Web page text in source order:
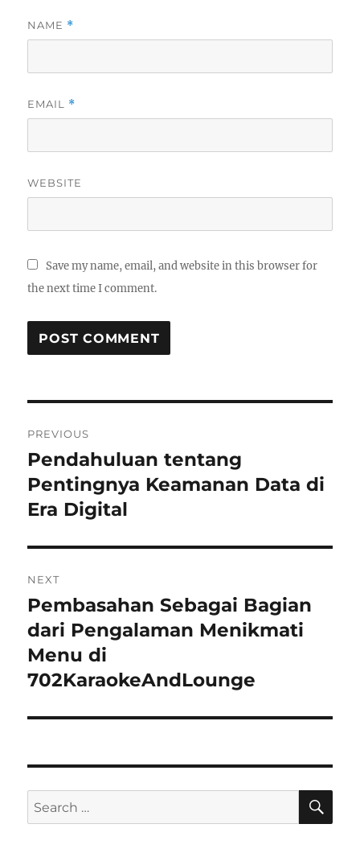
NAME *
EMAIL *
WEBSITE
Save my name, email, and website in this browser for
the next time I comment.
navigation
PREVIOUS
Previous
post:
Pendahuluan tentang
Pentingnya Keamanan Data di
Era Digital
NEXT
Next
post:
Pembasahan Sebagai Bagian
dari Pengalaman Menikmati
Menu di
702KaraokeAndLounge
Search
for: